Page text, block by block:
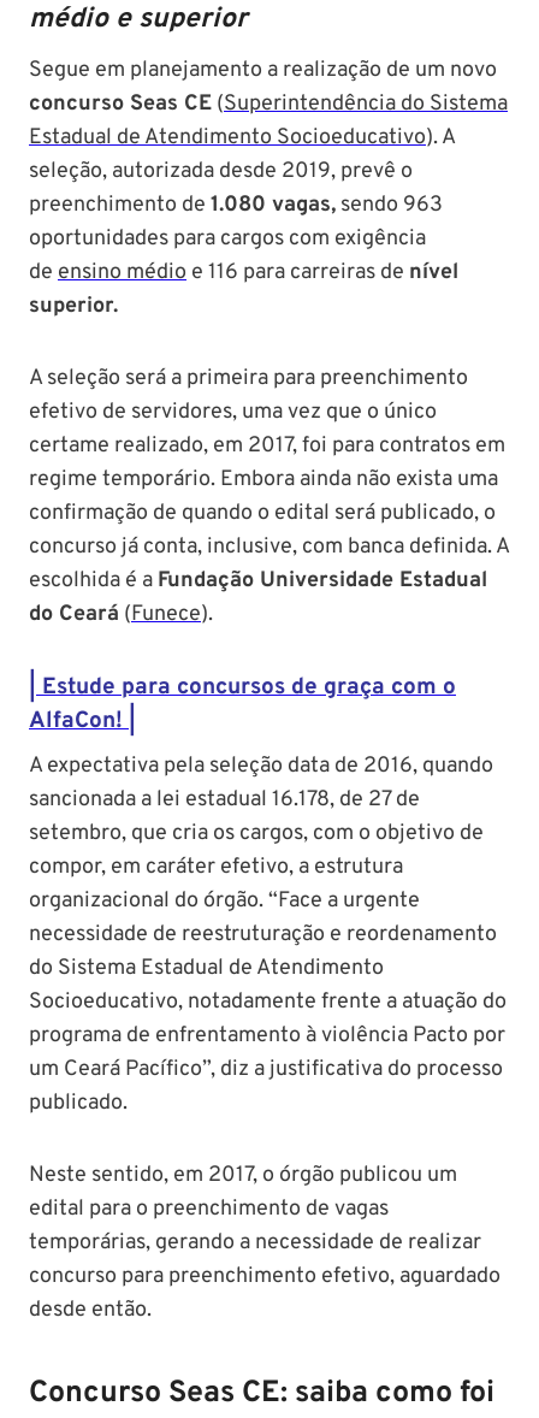
médio e superior
Segue em planejamento a realização de um novo
concurso Seas CE (Superintendência do Sistema
Estadual de Atendimento Socioeducativo). A
seleção, autorizada desde 2019, prevê o
preenchimento de 1.080 vagas, sendo 963
oportunidades para cargos com exigência
de ensino médio e 116 para carreiras de nível
superior.
A seleção será a primeira para preenchimento
efetivo de servidores, uma vez que o único
certame realizado, em 2017, foi para contratos em
regime temporário. Embora ainda não exista uma
confirmação de quando o edital será publicado, o
concurso já conta, inclusive, com banca definida. A
escolhida é a Fundação Universidade Estadual
do Ceará (Funece).
| Estude para concursos de graça com o
AlfaCon! |
A expectativa pela seleção data de 2016, quando
sancionada a lei estadual 16.178, de 27 de
setembro, que cria os cargos, com o objetivo de
compor, em caráter efetivo, a estrutura
organizacional do órgão. “Face a urgente
necessidade de reestruturação e reordenamento
do Sistema Estadual de Atendimento
Socioeducativo, notadamente frente a atuação do
programa de enfrentamento à violência Pacto por
um Ceará Pacífico”, diz a justificativa do processo
publicado.
Neste sentido, em 2017, o órgão publicou um
edital para o preenchimento de vagas
temporárias, gerando a necessidade de realizar
concurso para preenchimento efetivo, aguardado
desde então.
Concurso Seas CE: saiba como foi